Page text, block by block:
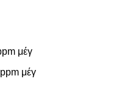
μέγ
μέγ